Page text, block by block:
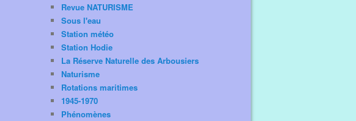
Revue NATURISME
Sous l'eau
Station météo
Station Hodie
La Réserve Naturelle des Arbousiers
Naturisme
Rotations maritimes
1945-1970
Phénomènes